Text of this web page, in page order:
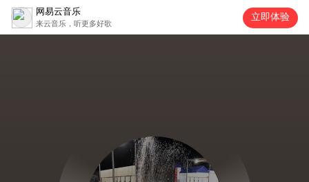
网易云音乐
来云音乐，听更多好歌
立即体验